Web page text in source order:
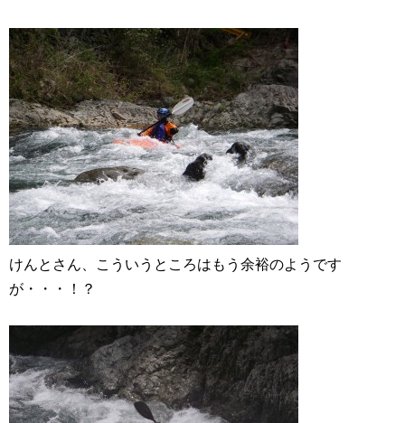
けんとさん、こういうところはもう余裕のようです
が・・・！？